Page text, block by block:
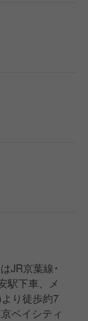
資金等各種融
員扶助制度
ています。
ですがこのほ
んなお悩みも
福岡の4拠点
でご安心くだ
JR京葉線･
駅下車、メ
り徒歩約7
ベイシティ